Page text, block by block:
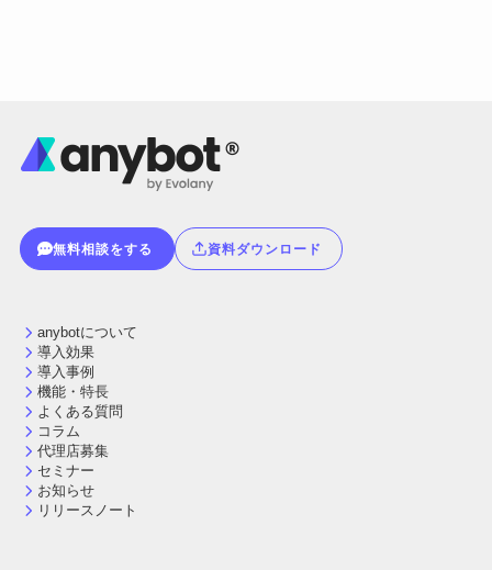
無料相談をする 資料ダウンロード
anybotについて
導入効果
導入事例
機能・特長
よくある質問
コラム
代理店募集
セミナー
お知らせ
リリースノート